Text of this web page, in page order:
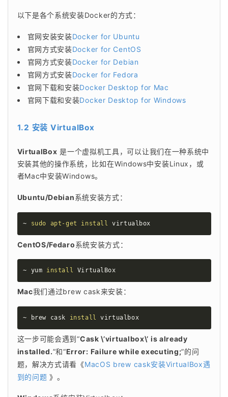
以下是各个系统安装Docker的方式：
官网安装安装Docker for Ubuntu
官网方式安装Docker for CentOS
官网方式安装Docker for Debian
官网方式安装Docker for Fedora
官网下载和安装Docker Desktop for Mac
官网下载和安装Docker Desktop for Windows
1.2 安装 VirtualBox
VirtualBox 是一个虚拟机工具，可以让我们在一种系统中
安装其他的操作系统，比如在Windows中安装Linux，或
者Mac中安装Windows。
Ubuntu/Debian系统安装方式：
~ sudo apt-get install virtualbox
CentOS/Fedaro系统安装方式：
~ yum install VirtualBox
Mac我们通过brew cask来安装：
~ brew cask install virtualbox
这一步可能会遇到“Cask \’virtualbox\’ is already
installed.”和“Error: Failure while executing;”的问
题，解决方式请看《MacOS brew cask安装VirtualBox遇
到的问题 》。